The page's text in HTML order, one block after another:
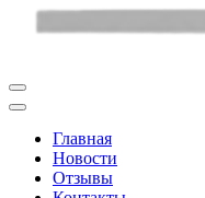
Главная
Новости
Отзывы